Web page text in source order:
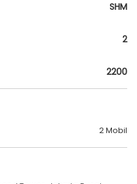
SHM
2
2200
2 Mobil